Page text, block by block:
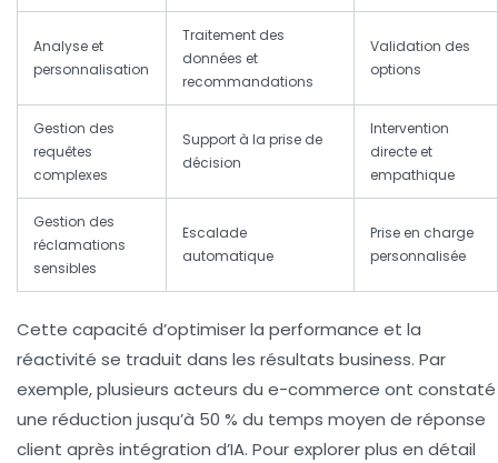
Analyse et
personnalisation
Traitement des
données et
recommandations
Validation des
options
Gestion des
requêtes
complexes
Support à la prise de
décision
Intervention
directe et
empathique
Gestion des
réclamations
sensibles
Escalade
automatique
Prise en charge
personnalisée
Cette capacité d’optimiser la performance et la
réactivité se traduit dans les résultats business. Par
exemple, plusieurs acteurs du e-commerce ont constaté
une réduction jusqu’à 50 % du temps moyen de réponse
client après intégration d’IA. Pour explorer plus en détail